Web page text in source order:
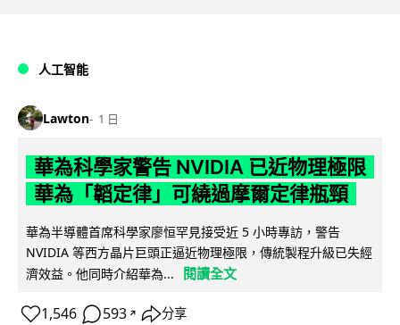
人工智能
Lawton 1 日
華為科學家警告 NVIDIA 已近物理極限
華為「韜定律」可繞過摩爾定律瓶頸
華為半導體首席科學家廖恒罕見接受近 5 小時專訪，警告
NVIDIA 等西方晶片巨頭正逼近物理極限，傳統製程升級已失經
濟效益。他同時介紹華為...
閱讀全文
1,546 593 ↗ 分享